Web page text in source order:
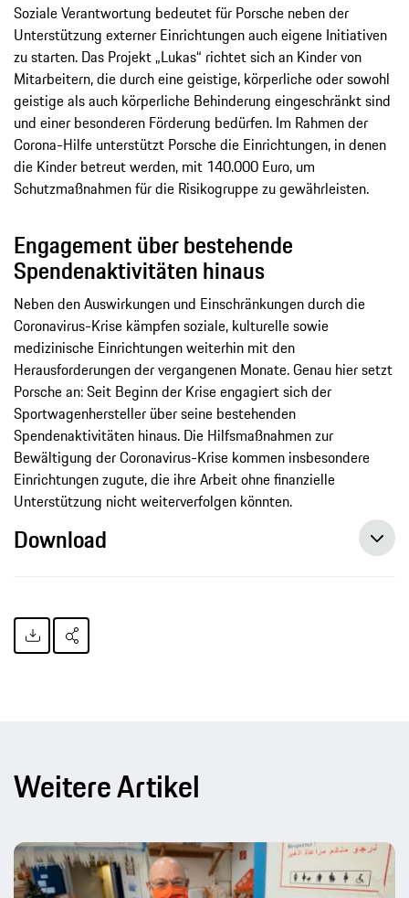
Soziale Verantwortung bedeutet für Porsche neben der
Unterstützung externer Einrichtungen auch eigene Initiativen
zu starten. Das Projekt „Lukas“ richtet sich an Kinder von
Mitarbeitern, die durch eine geistige, körperliche oder sowohl
geistige als auch körperliche Behinderung eingeschränkt sind
und einer besonderen Förderung bedürfen. Im Rahmen der
Corona-Hilfe unterstützt Porsche die Einrichtungen, in denen
die Kinder betreut werden, mit 140.000 Euro, um
Schutzmaßnahmen für die Risikogruppe zu gewährleisten.
Engagement über bestehende
Spendenaktivitäten hinaus
Neben den Auswirkungen und Einschränkungen durch die
Coronavirus-Krise kämpfen soziale, kulturelle sowie
medizinische Einrichtungen weiterhin mit den
Herausforderungen der vergangenen Monate. Genau hier setzt
Porsche an: Seit Beginn der Krise engagiert sich der
Sportwagenhersteller über seine bestehenden
Spendenaktivitäten hinaus. Die Hilfsmaßnahmen zur
Bewältigung der Coronavirus-Krise kommen insbesondere
Einrichtungen zugute, die ihre Arbeit ohne finanzielle
Unterstützung nicht weiterverfolgen könnten.
Download
Weitere Artikel